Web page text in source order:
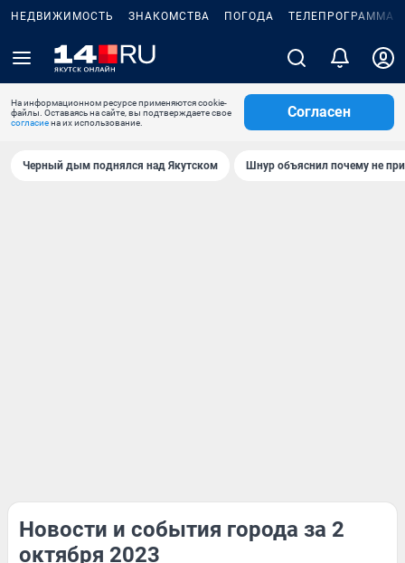
НЕДВИЖИМОСТЬ ЗНАКОМСТВА ПОГОДА ТЕЛЕПРОГРАММА
На информационном ресурсе применяются cookie-
файлы. Оставаясь на сайте, вы подтверждаете свое
согласиена их использование.
Согласен
Черный дым поднялся над Якутском Шнур объяснил почему не
Новости и события города за 2
октября 2023